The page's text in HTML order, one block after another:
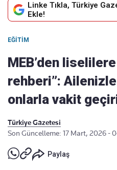
Linke Tıkla, Türkiye
Ekle!
EĞITIM
MEB’den
rehberi”:
onlarla vakit
Türkiye Gazetesi
Son Güncelleme: 17 Mart, 2026 -
Paylaş